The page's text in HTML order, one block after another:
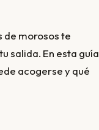
de morosos te
salida. En esta guía
acogerse y qué